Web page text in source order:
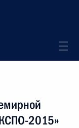
2015»